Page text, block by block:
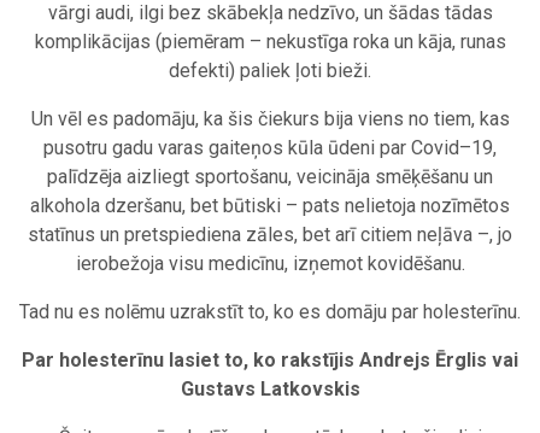
vārgi audi, ilgi bez skābekļa nedzīvo, un šādas tādas
komplikācijas (piemēram – nekustīga roka un kāja, runas
defekti) paliek ļoti bieži.
Un vēl es padomāju, ka šis čiekurs bija viens no tiem, kas
pusotru gadu varas gaiteņos kūla ūdeni par Covid–19,
palīdzēja aizliegt sportošanu, veicināja smēķēšanu un
alkohola dzeršanu, bet būtiski – pats nelietoja nozīmētos
statīnus un pretspiediena zāles, bet arī citiem neļāva –, jo
ierobežoja visu medicīnu, izņemot kovidēšanu.
Tad nu es nolēmu uzrakstīt to, ko es domāju par holesterīnu.
Par holesterīnu lasiet to, ko rakstījis Andrejs Ērglis vai
Gustavs Latkovskis